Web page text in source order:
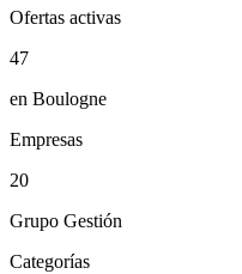
Ofertas activas
47
en Boulogne
Empresas
20
Grupo Gestión
Categorías